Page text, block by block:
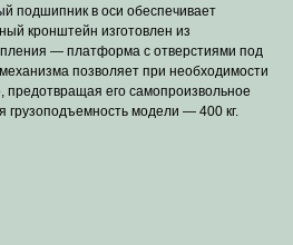
подшипник в оси обеспечивает
кронштейн изготовлен из
— платформа с отверстиями под
позволяет при необходимости
предотвращая его самопроизвольное
модели — 400 кг.